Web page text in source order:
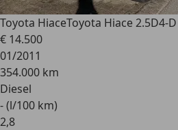
Toyota HiaceToyota Hiace 2.5D4-
€ 14.500
01/2011
354.000 km
Diesel
- (l/100 km)
2,8